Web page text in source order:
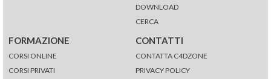
DOWNLOAD
CERCA
FORMAZIONE
CORSI ONLINE
CORSI PRIVATI
CONTATTI
CONTATTA C4DZONE
PRIVACY POLICY